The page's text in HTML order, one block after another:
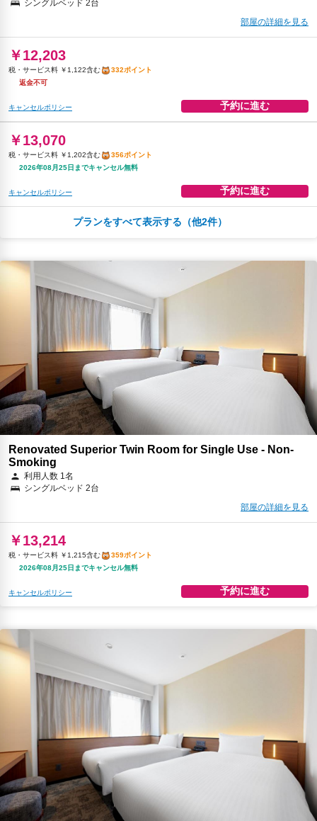
シングルベッド 2台
部屋の詳細を見る
￥12,203
税・サービス料 ￥1,122含む
332ポイント
返金不可
キャンセルポリシー 予約に進む
￥13,070
税・サービス料 ￥1,202含む
356ポイント
2026年08月25日までキャンセル無料
キャンセルポリシー 予約に進む
税・サービス料 ￥1,337含む
396ポイント
返金不可
キャンセルポリシー
￥15,407
税・サービス料 ￥1,416含む
419ポイント
2026年08月25日までキャンセル無料
キャンセルポリシー
プランをすべて表示する（他2件）
Renovated Superior Twin Room for Single Use - Non-
Smoking
利用人数 1名
シングルベッド 2台
部屋の詳細を見る
￥13,214
税・サービス料 ￥1,215含む
359ポイント
2026年08月25日までキャンセル無料
キャンセルポリシー 予約に進む